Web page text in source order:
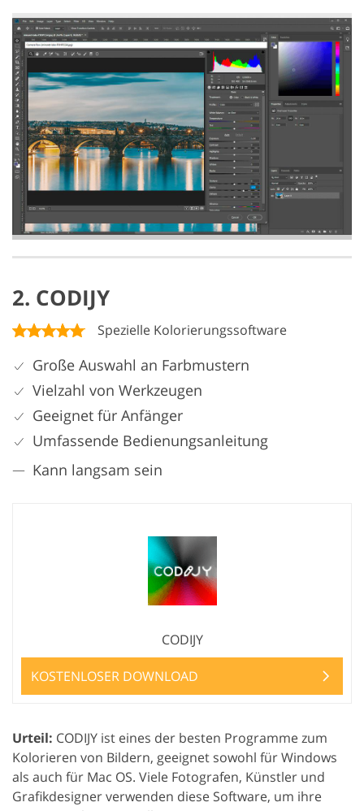
2. CODIJY
Spezielle Kolorierungssoftware
Große Auswahl an Farbmustern
Vielzahl von Werkzeugen
Geeignet für Anfänger
Umfassende Bedienungsanleitung
Kann langsam sein
CODIJY
KOSTENLOSER DOWNLOAD
Urteil: CODIJY ist eines der besten Programme zum
Kolorieren von Bildern, geeignet sowohl für Windows
als auch für Mac OS. Viele Fotografen, Künstler und
Grafikdesigner verwenden diese Software, um ihre